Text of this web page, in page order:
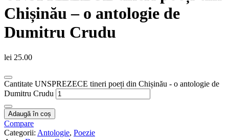
Chișinău – o antologie de
Dumitru Crudu
lei 25.00
Cantitate UNSPREZECE tineri poeți din Chișinău - o antologie de
Dumitru Crudu
Adaugă în coș
Compare
Categorii: Antologie, Poezie